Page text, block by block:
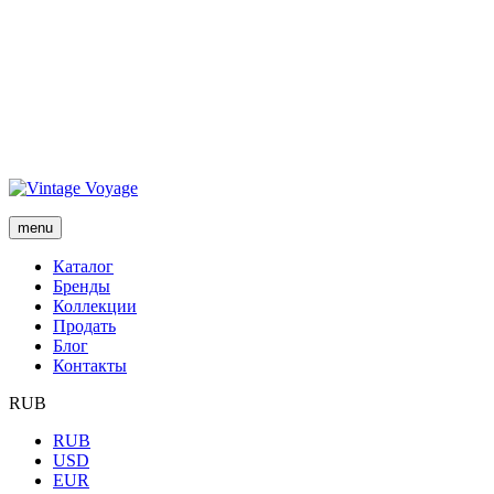
menu
Каталог
Бренды
Коллекции
Продать
Блог
Контакты
RUB
RUB
USD
EUR